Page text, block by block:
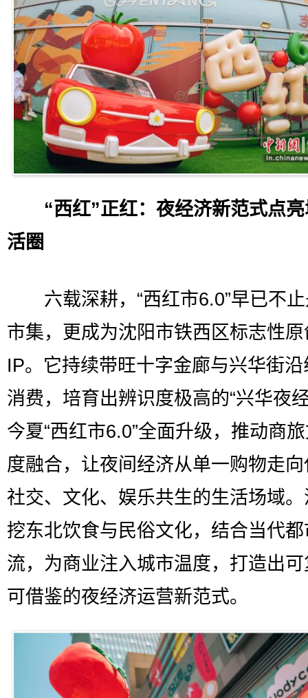
“西红”正红：夜经济新范式点
活圈
六载深耕，“西红市6.0”早已不止
市集，更成为沈阳市铁西区标志性
IP。它持续带旺十字金廊与兴华街
消费，培育出辨识度极高的“兴华夜
今夏“西红市6.0”全面升级，推动商
度融合，让夜间经济从单一购物走
社交、文化、娱乐共生的生活场域
挖东北饮食与民俗文化，结合当代
流，为商业注入城市温度，打造出
可借鉴的夜经济运营新范式。